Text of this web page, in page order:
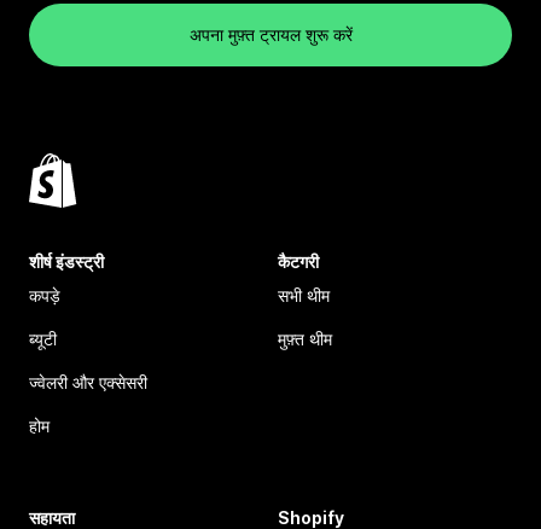
अपना मुफ़्त ट्रायल शुरू करें
शीर्ष इंडस्ट्री
कपड़े
ब्यूटी
ज्वेलरी और एक्सेसरी
होम
कैटगरी
सभी थीम
मुफ़्त थीम
सहायता
Shopify